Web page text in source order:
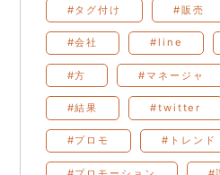
#タグ付け #販売
#会社 #line
#方 #マネージャ
#結果 #twitter
#プロモ #トレンド